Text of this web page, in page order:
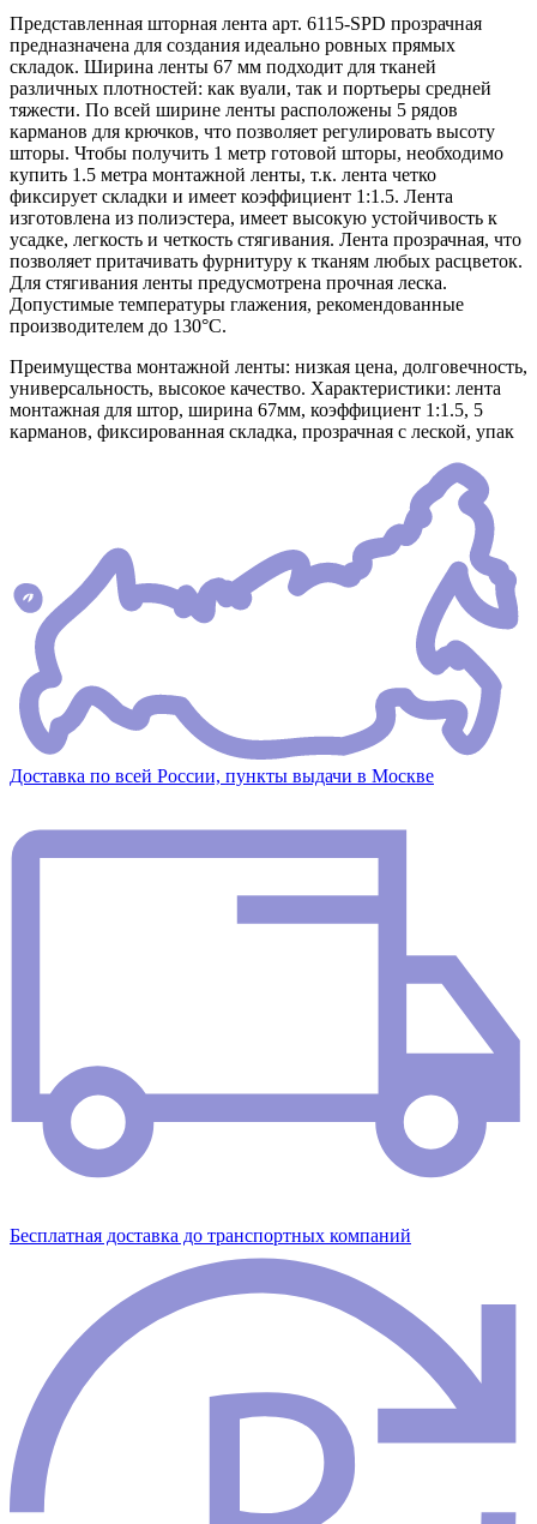
Представленная шторная лента арт. 6115-SPD прозрачная
предназначена для создания идеально ровных прямых
складок. Ширина ленты 67 мм подходит для тканей
различных плотностей: как вуали, так и портьеры средней
тяжести. По всей ширине ленты расположены 5 рядов
карманов для крючков, что позволяет регулировать высоту
шторы. Чтобы получить 1 метр готовой шторы, необходимо
купить 1.5 метра монтажной ленты, т.к. лента четко
фиксирует складки и имеет коэффициент 1:1.5. Лента
изготовлена из полиэстера, имеет высокую устойчивость к
усадке, легкость и четкость стягивания. Лента прозрачная, что
позволяет притачивать фурнитуру к тканям любых расцветок.
Для стягивания ленты предусмотрена прочная леска.
Допустимые температуры глажения, рекомендованные
производителем до 130°C.
Преимущества монтажной ленты: низкая цена, долговечность,
универсальность, высокое качество. Характеристики: лента
монтажная для штор, ширина 67мм, коэффициент 1:1.5, 5
карманов, фиксированная складка, прозрачная с леской, упак
Доставка по всей России, пункты выдачи в Москве
Бесплатная доставка до транспортных компаний